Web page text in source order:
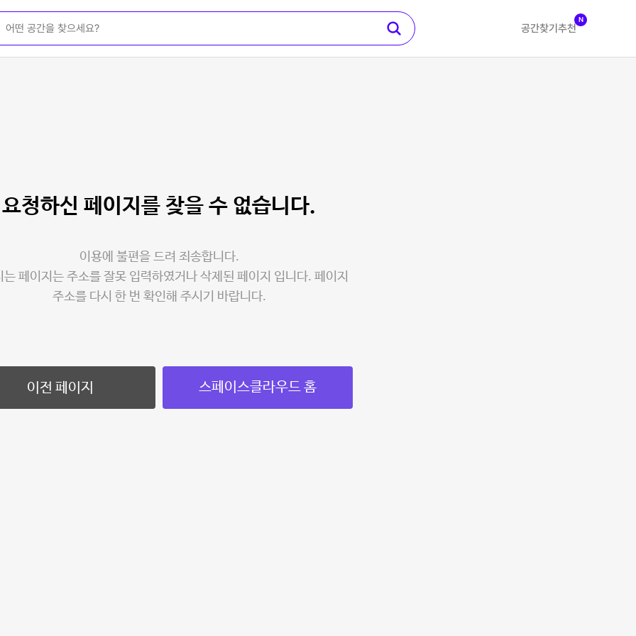
공간찾기 추천
N
요청하신 페이지를 찾을 수 없습니다.
이용에 불편을 드려 죄송합니다.
는 페이지는 주소를 잘못 입력하였거나 삭제된 페이지 입니다. 페이지
주소를 다시 한 번 확인해 주시기 바랍니다.
이전 페이지 스페이스클라우드 홈